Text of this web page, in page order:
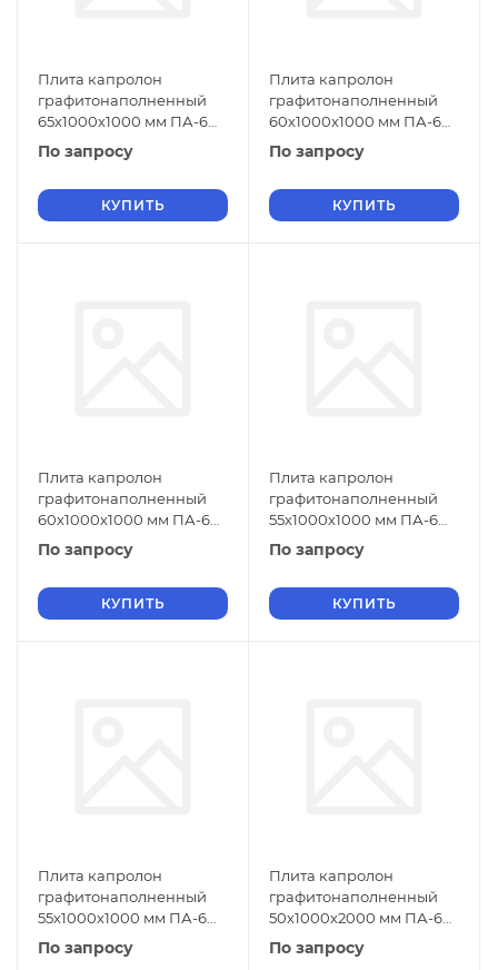
Плита капролон
графитонаполненный
65х1000х1000 мм ПА-6
СТО 004-17152852-2013
зеленый
По запросу
КУПИТЬ
Плита капролон
графитонаполненный
60х1000х1000 мм ПА-6
СТО 004-17152852-2013
черный
По запросу
КУПИТЬ
Плита капролон
графитонаполненный
60х1000х1000 мм ПА-6
СТО 004-17152852-2013
зеленый
По запросу
КУПИТЬ
Плита капролон
графитонаполненный
55х1000х1000 мм ПА-6
СТО 004-17152852-2013
черный
По запросу
КУПИТЬ
Плита капролон
графитонаполненный
55х1000х1000 мм ПА-6
СТО 004-17152852-2013
зеленый
По запросу
Плита капролон
графитонаполненный
50х1000х2000 мм ПА-6
СТО 004-17152852-2013
зеленый
По запросу